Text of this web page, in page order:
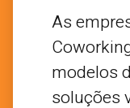
As
modelos
soluções